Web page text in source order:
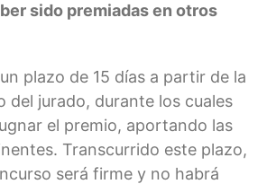
sido premiadas en otros
plazo de 15 días a partir de la
del jurado, durante los cuales
el premio, aportando las
Transcurrido este plazo,
será firme y no habrá